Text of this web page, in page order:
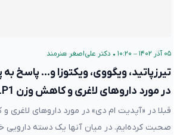
۰۵ آذر ۱۴۰۲ – ۱۰:۲۰ • دکتر علی‌اصغر هنرمند
تیرزپاتید، ویگووی، ویکتوزا و… پاسخ
در مورد داروهای لاغری و کاهش وزن GLP1
قبلا در «آپدیت ام دی» در مورد داروهای لاغری
صحبت کرده‌ایم. در میان آنها یک دسته